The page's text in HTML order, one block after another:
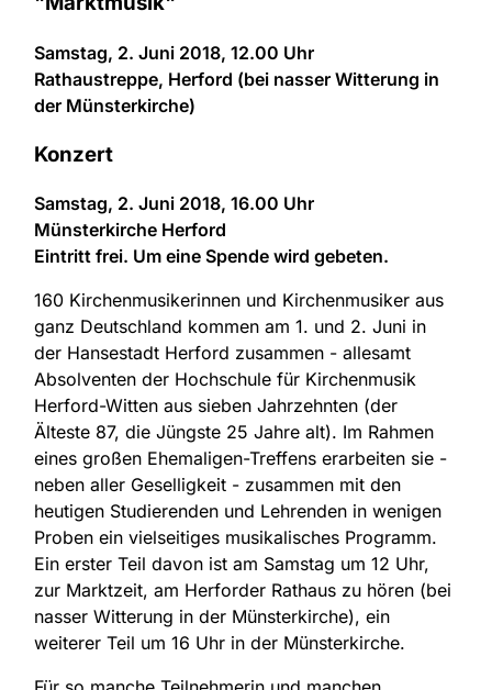
Samstag, 2. Juni 2018, 12.00 Uhr
Rathaustreppe, Herford (bei nasser Witterung in
der Münsterkirche)
Konzert
Samstag, 2. Juni 2018, 16.00 Uhr
Münsterkirche Herford
Eintritt frei. Um eine Spende wird gebeten.
160 Kirchenmusikerinnen und Kirchenmusiker aus
ganz Deutschland kommen am 1. und 2. Juni in
der Hansestadt Herford zusammen - allesamt
Absolventen der Hochschule für Kirchenmusik
Herford-Witten aus sieben Jahrzehnten (der
Älteste 87, die Jüngste 25 Jahre alt). Im Rahmen
eines großen Ehemaligen-Treffens erarbeiten sie -
neben aller Geselligkeit - zusammen mit den
heutigen Studierenden und Lehrenden in wenigen
Proben ein vielseitiges musikalisches Programm.
Ein erster Teil davon ist am Samstag um 12 Uhr,
zur Marktzeit, am Herforder Rathaus zu hören (bei
nasser Witterung in der Münsterkirche), ein
weiterer Teil um 16 Uhr in der Münsterkirche.